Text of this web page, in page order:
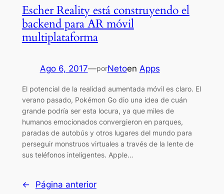
Escher Reality está construyendo el
backend para AR móvil
multiplataforma
Ago 6, 2017—porNetoen Apps
El potencial de la realidad aumentada móvil es claro. El
verano pasado, Pokémon Go dio una idea de cuán
grande podría ser esta locura, ya que miles de
humanos emocionados convergieron en parques,
paradas de autobús y otros lugares del mundo para
perseguir monstruos virtuales a través de la lente de
sus teléfonos inteligentes. Apple…
← Página anterior